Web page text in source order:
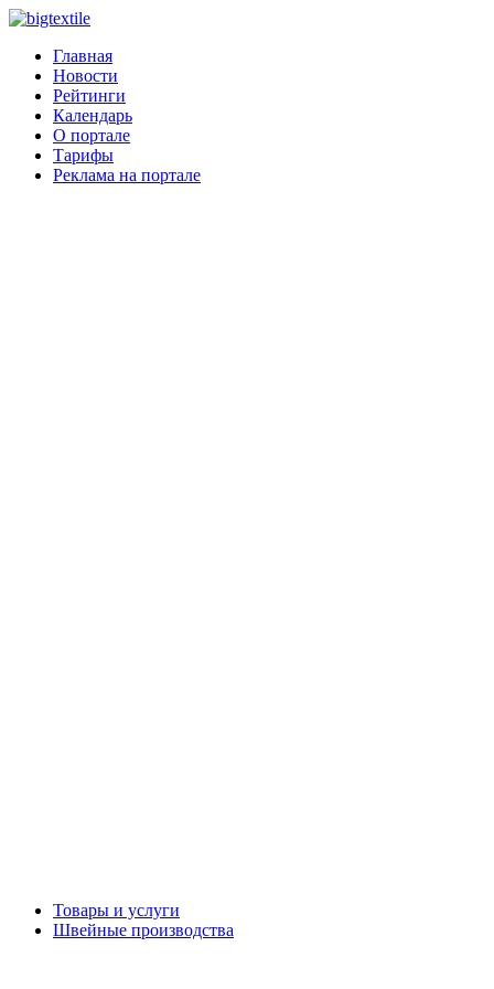
Главная
Новости
Рейтинги
Календарь
О портале
Тарифы
Реклама на портале
Товары и услуги
Швейные производства